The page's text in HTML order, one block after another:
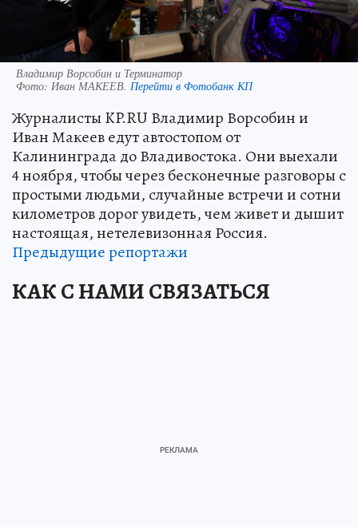
Владимир Ворсобин и Терминатор
Фото: Иван МАКЕЕВ. Перейти в Фотобанк КП
Журналисты KP.RU Владимир Ворсобин и
Иван Макеев едут автостопом от
Калининграда до Владивостока. Они выехали
4 ноября, чтобы через бесконечные разговоры с
простыми людьми, случайные встречи и сотни
километров дорог увидеть, чем живет и дышит
настоящая, нетелевизонная Россия.
Предыдущие репортажи
КАК С НАМИ СВЯЗАТЬСЯ